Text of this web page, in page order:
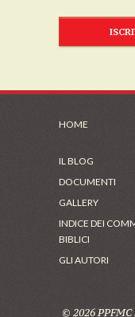
HOME
IL BLOG
DOCUMENTI
GALLERY
INDICE DEI
BIBLICI
GLI AUTORI
© 2026 PPFMC